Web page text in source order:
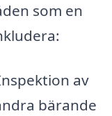
som en
av
bärande